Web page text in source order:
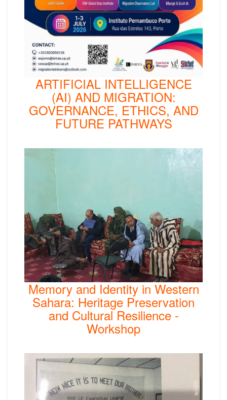
ARTIFICIAL INTELLIGENCE
(AI) AND MIGRATION:
GOVERNANCE, ETHICS, AND
FUTURE PATHWAYS
Memory and Identity in Western
Sahara: Heritage Preservation
and Cultural Resilience -
Workshop